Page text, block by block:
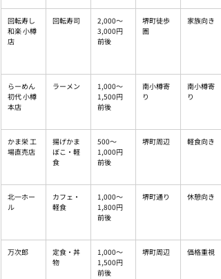
回転寿し
和楽 小樽
店
回転寿司
2,000〜
3,000円
前後
堺町徒歩
圏
家族向き
らーめん
初代 小樽
本店
ラーメン
1,000〜
1,500円
前後
南小樽寄
り
南小樽寄
り
かま栄 工
場直売店
揚げかま
ぼこ・軽
食
500〜
1,000円
前後
堺町周辺 軽食向き
北一ホー
ル
カフェ・
軽食
1,000〜
1,800円
前後
堺町通り 休憩向き
万次郎
定食・丼
物
1,000〜
1,500円
前後
堺町周辺 価格重視